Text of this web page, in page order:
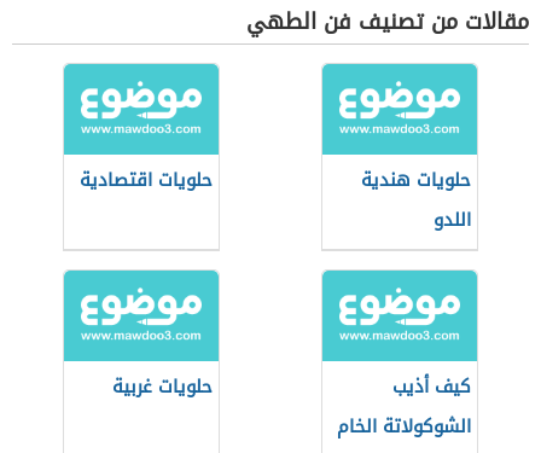
مقالات من تصنيف فن الطهي
حلويات هندية
اللدو
حلويات اقتصادية
كيف أذيب
الشوكولاتة الخام
حلويات غربية